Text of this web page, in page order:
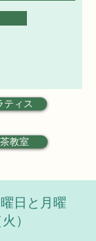
ティス
教室
日と月曜
）